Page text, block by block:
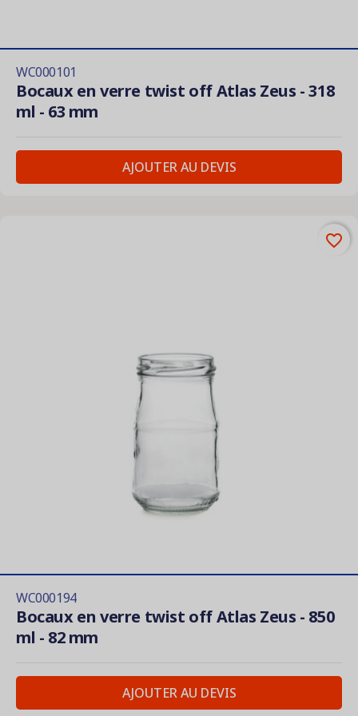
WC000101
Bocaux en verre twist off Atlas Zeus - 318
ml - 63 mm
AJOUTER AU DEVIS
WC000194
Bocaux en verre twist off Atlas Zeus - 850
ml - 82 mm
AJOUTER AU DEVIS
favorite_border